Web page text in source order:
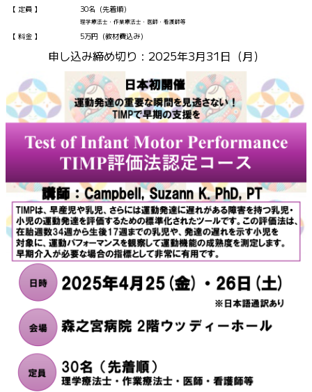
定員
30名（先着順）
理学療法士・作業療法士・医師・看護師等
料金 5万円（教材費込み）
申し込み締め切り : 2025年3月31日（月）